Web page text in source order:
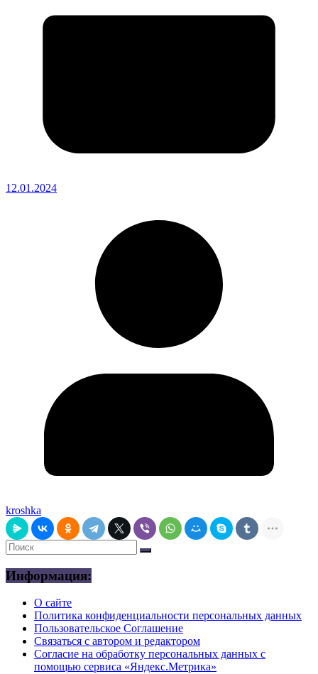
12.01.2024
kroshka
Информация:
О сайте
Политика конфиденциальности персональных данных
Пользовательское Соглашение
Связаться с автором и редактором
Согласие на обработку персональных данных с
помощью сервиса «Яндекс.Метрика»